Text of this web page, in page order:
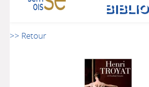
>> Retour